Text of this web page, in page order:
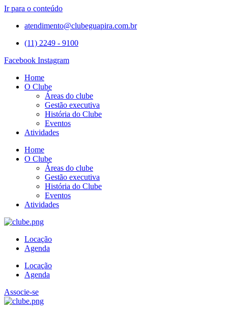
Ir para o conteúdo
atendimento@clubeguapira.com.br
(11) 2249 - 9100
Facebook Instagram
Home
O Clube
Áreas do clube
Gestão executiva
História do Clube
Eventos
Atividades
Home
O Clube
Áreas do clube
Gestão executiva
História do Clube
Eventos
Atividades
Locação
Agenda
Locação
Agenda
Associe-se